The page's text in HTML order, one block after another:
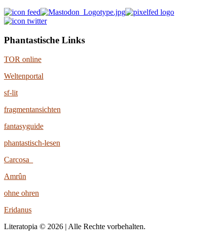
Phantastische Links
TOR online
Weltenportal
sf-lit
fragmentansichten
fantasyguide
phantastisch-lesen
Carcosa
Amrûn
ohne ohren
Eridanus
Literatopia © 2026 | Alle Rechte vorbehalten.